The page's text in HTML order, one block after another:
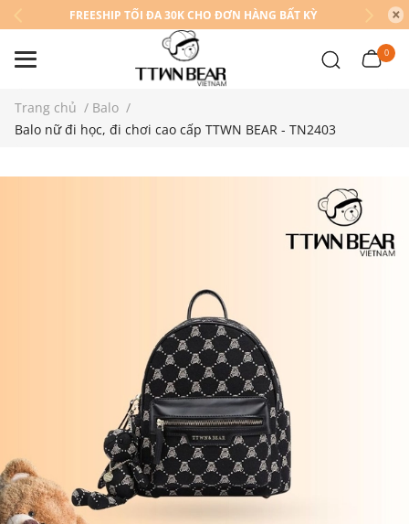
FREESHIP TỐI ĐA 30K CHO ĐƠN HÀNG BẤT KỲ
0
Trang chủ / Balo /
Balo nữ đi học, đi chơi cao cấp TTWN BEAR - TN2403